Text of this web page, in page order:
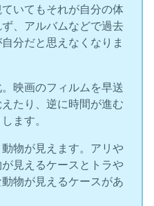
いてもそれが自分の体
、アルバムなどで過去
分だと思えなくなりま
映画のフィルムを早送
たり、逆に時間が進む
ます。
物が見えます。アリや
見えるケースとトラや
物が見えるケースがあ